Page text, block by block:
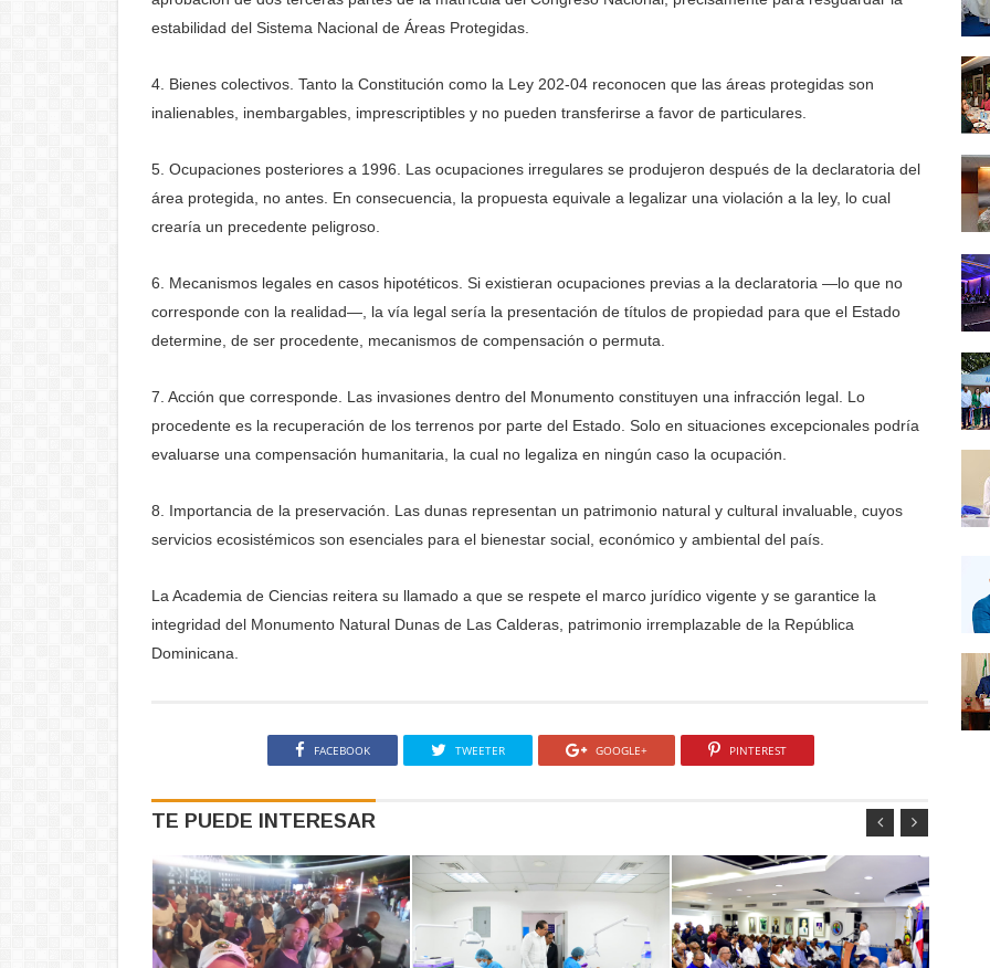
estabilidad del Sistema Nacional de Áreas Protegidas.
4. Bienes colectivos. Tanto la Constitución como la Ley 202-04 reconocen que las áreas protegidas son
inalienables, inembargables, imprescriptibles y no pueden transferirse a favor de particulares.
5. Ocupaciones posteriores a 1996. Las ocupaciones irregulares se produjeron después de la declaratoria del
área protegida, no antes. En consecuencia, la propuesta equivale a legalizar una violación a la ley, lo cual
crearía un precedente peligroso.
6. Mecanismos legales en casos hipotéticos. Si existieran ocupaciones previas a la declaratoria —lo que no
corresponde con la realidad—, la vía legal sería la presentación de títulos de propiedad para que el Estado
determine, de ser procedente, mecanismos de compensación o permuta.
7. Acción que corresponde. Las invasiones dentro del Monumento constituyen una infracción legal. Lo
procedente es la recuperación de los terrenos por parte del Estado. Solo en situaciones excepcionales podría
evaluarse una compensación humanitaria, la cual no legaliza en ningún caso la ocupación.
8. Importancia de la preservación. Las dunas representan un patrimonio natural y cultural invaluable, cuyos
servicios ecosistémicos son esenciales para el bienestar social, económico y ambiental del país.
La Academia de Ciencias reitera su llamado a que se respete el marco jurídico vigente y se garantice la
integridad del Monumento Natural Dunas de Las Calderas, patrimonio irremplazable de la República
Dominicana.
FACEBOOK TWEETER GOOGLE+ PINTEREST
TE PUEDE INTERESAR